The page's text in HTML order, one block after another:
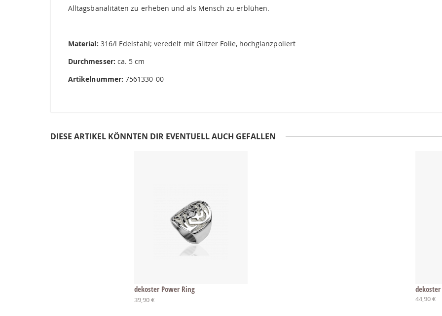
Alltagsbanalitäten zu erheben und als Mensch zu erblühen.
Material: 316/l Edelstahl; veredelt mit Glitzer Folie, hochglanzpoliert
Durchmesser: ca. 5 cm
Artikelnummer: 7561330-00
DIESE ARTIKEL KÖNNTEN DIR EVENTUELL AUCH GEFALLEN
dekoster Power Ring
Ab
39,90 € 44,90 €